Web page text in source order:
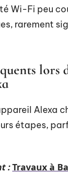
Wi-Fi peu
rarement
lors
Alexa
étapes,
:Travaux à